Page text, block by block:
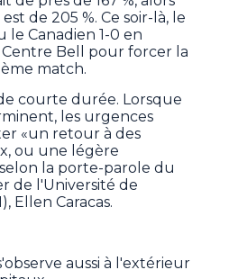
de 205 %. Ce soir-là, le
Canadien 1-0 en
Bell pour forcer la
match.
courte durée. Lorsque
les urgences
«un retour à des
ou une légère
la porte-parole du
de l'Université de
Ellen Caracas.
aussi à l'extérieur